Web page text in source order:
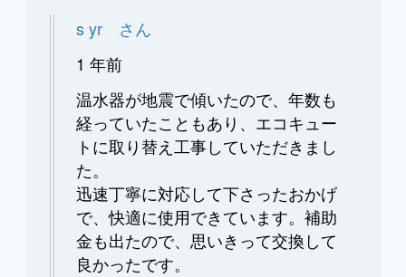
s yr さん
1 年前
温水器が地震で傾いたので、年数も
経っていたこともあり、エコキュー
トに取り替え工事していただきまし
た。
迅速丁寧に対応して下さったおかげ
で、快適に使用できています。補助
金も出たので、思いきって交換して
良かったです。